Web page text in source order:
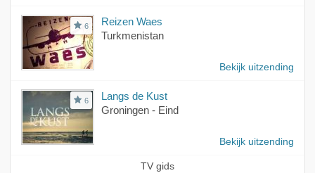
6
Reizen Waes
Turkmenistan
Bekijk uitzending
6
Langs de Kust
Groningen - Eind
Bekijk uitzending
TV gids